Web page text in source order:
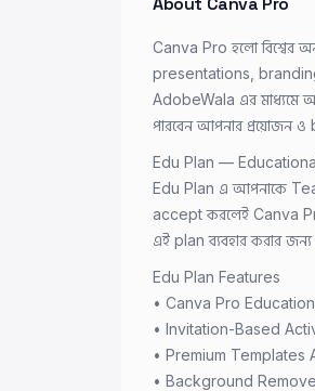
Canva Pro হলো বিশ্বের
presentations,
AdobeWala এর
পারবেন আপনার প্রয়োজন ও
Edu Plan —
Edu Plan এ আপনাকে
accept করলেই Canva
এই plan ব্যবহার করার
Edu Plan Features
• Canva Pro
• Invitation-Based
• Premium Templates
• Background